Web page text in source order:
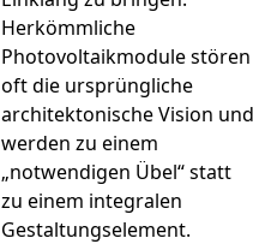
Herkömmliche
Photovoltaikmodule stören
oft die ursprüngliche
architektonische Vision
werden zu einem
„notwendigen Übel“ statt
zu einem integralen
Gestaltungselement.